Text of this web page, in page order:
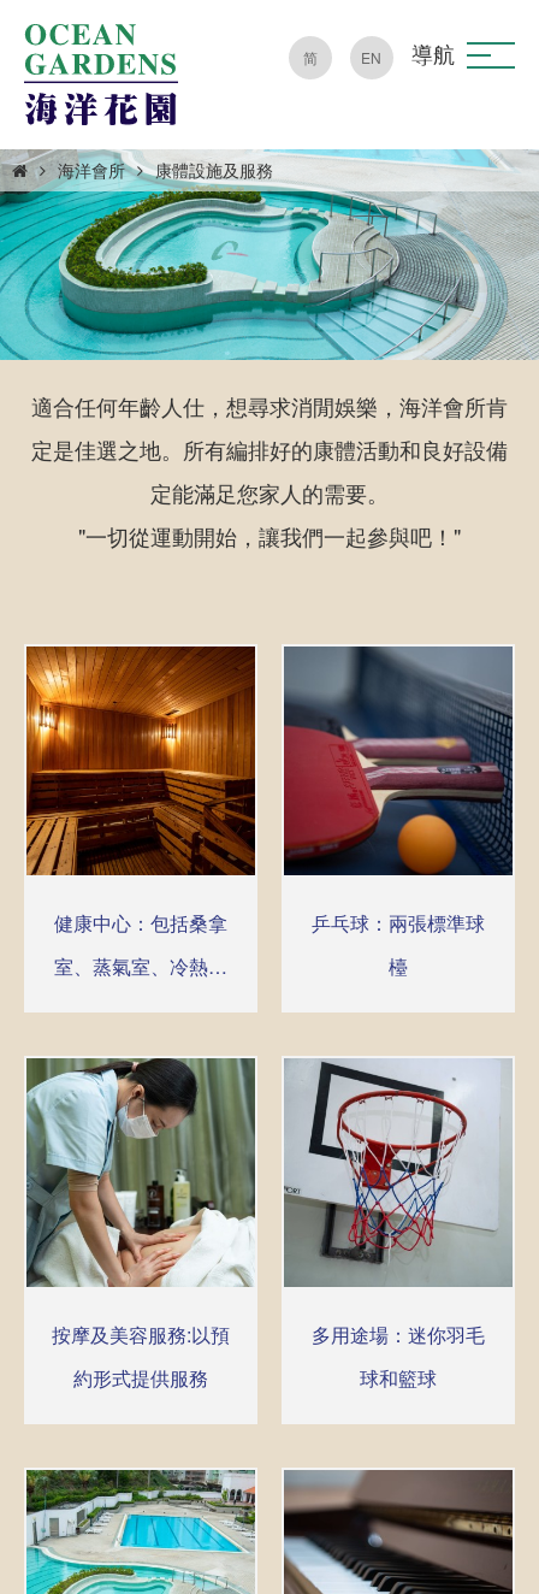
简 EN 導航
海洋會所 康體設施及服務
適合任何年齡人仕，想尋求消閒娛樂，海洋會所肯
定是佳選之地。所有編排好的康體活動和良好設備
定能滿足您家人的需要。
"一切從運動開始，讓我們一起參與吧！"
健康中心：包括桑拿
室、蒸氣室、冷熱水
按摩池、日光浴、按
摩及美容服務
乒乓球：兩張標準球
檯
按摩及美容服務:以預
約形式提供服務
多用途場：迷你羽毛
球和籃球